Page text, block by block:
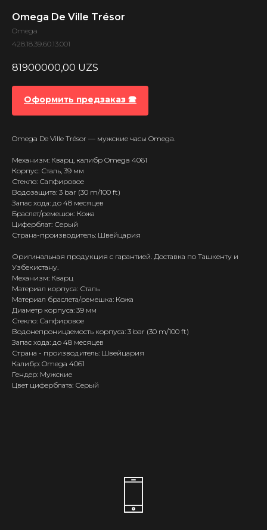
Omega De Ville Trésor
Omega
428.18.39.60.13.001
81900000,00 UZS
Оформить предзаказ 🕿
Omega De Ville Trésor — мужские часы Omega.
Механизм: Кварц, калибр Omega 4061
Корпус: Сталь, 39 мм
Стекло: Сапфировое
Водозащита: 3 bar (30 m/100 ft)
Запас хода: до 48 месяцев
Браслет/ремешок: Кожа
Циферблат: Серый
Страна-производитель: Швейцария
Оригинальная продукция с гарантией. Доставка по Ташкенту и
Узбекистану.
Механизм: Кварц
Материал корпуса: Сталь
Материал браслета/ремешка: Кожа
Диаметр корпуса: 39 мм
Стекло: Сапфировое
Водонепроницаемость корпуса: 3 bar (30 m/100 ft)
Запас хода: до 48 месяцев
Страна - производитель: Швейцария
Калибр: Omega 4061
Гендер: Мужские
Цвет циферблата: Серый